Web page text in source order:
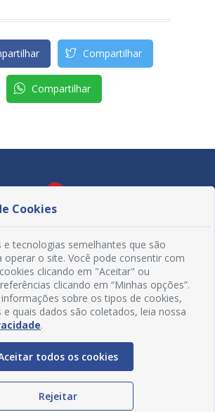
Compartilhar
Compartilhar
Redes Sociais
Cookies
tecnologias semelhantes que são
operar o site. Você pode consentir com
clicando em "Aceitar" ou
clicando em “Minhas opções”.
sobre os tipos de cookies,
quais dados são coletados, leia nossa
.
todos os cookies
Rejeitar